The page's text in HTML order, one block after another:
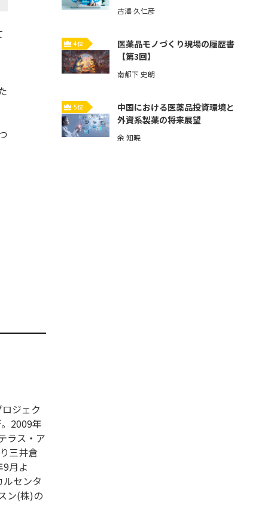
ジェク
2009年
ラス・ア
三井倉
月よ
センタ
ン(株)の
古澤 久仁彦
4位
医薬品モノづくり現場の履歴書
【第3回】
南都下 史朗
5位
中国における医薬品投資環境と
外資系製薬の将来展望
余 知暁